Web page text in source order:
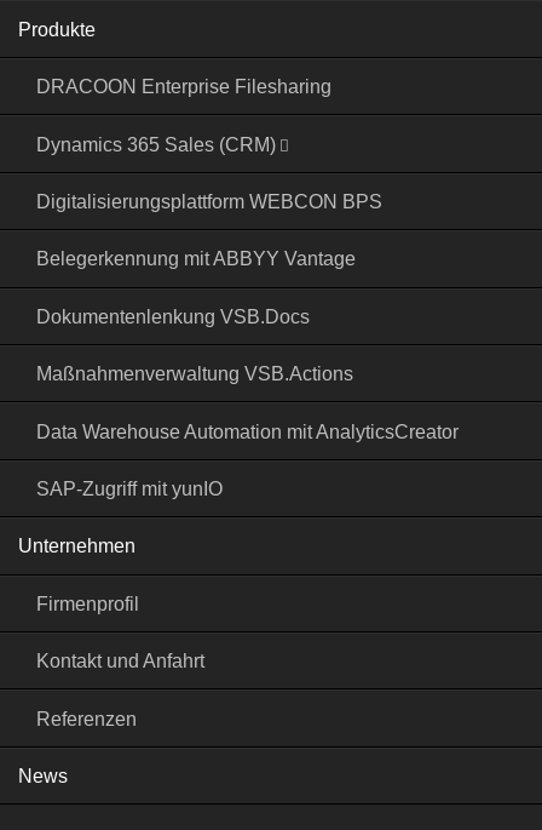
Produkte
DRACOON Enterprise Filesharing
Dynamics 365 Sales (CRM)
Digitalisierungsplattform WEBCON BPS
Belegerkennung mit ABBYY Vantage
Dokumentenlenkung VSB.Docs
Maßnahmenverwaltung VSB.Actions
Data Warehouse Automation mit AnalyticsCreator
SAP-Zugriff mit yunIO
Unternehmen
Firmenprofil
Kontakt und Anfahrt
Referenzen
News